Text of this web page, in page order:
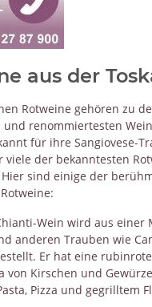
aus der
Rotweine gehören zu
und renommiertesten
für ihre Sangiovese-
viele der bekanntesten
sind einige der
Wein wird aus einer
anderen Trauben wie
Er hat eine
von Kirschen und
Pizza und gegrilltem